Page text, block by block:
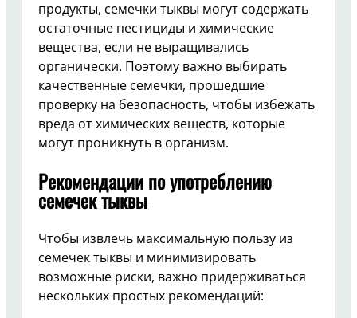
продукты, семечки тыквы могут содержать
остаточные пестициды и химические
вещества, если не выращивались
органически. Поэтому важно выбирать
качественные семечки, прошедшие
проверку на безопасность, чтобы избежать
вреда от химических веществ, которые
могут проникнуть в организм.
Рекомендации по употреблению
семечек тыквы
Чтобы извлечь максимальную пользу из
семечек тыквы и минимизировать
возможные риски, важно придерживаться
нескольких простых рекомендаций: